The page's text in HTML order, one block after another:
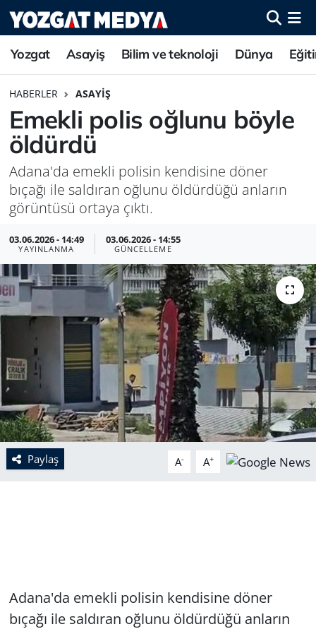
Yozgat Asayiş Bilim ve teknoloji Dünya
HABERLER ASAYIŞ
Emekli polis oğlunu böyle
öldürdü
Adana'da emekli polisin kendisine döner
bıçağı ile saldıran oğlunu öldürdüğü anların
görüntüsü ortaya çıktı.
03.06.2026 - 14:49
YAYINLANMA
03.06.2026 - 14:55
GÜNCELLEME
Paylaş A- A+
Adana'da emekli polisin kendisine döner
bıçağı ile saldıran oğlunu öldürdüğü anların